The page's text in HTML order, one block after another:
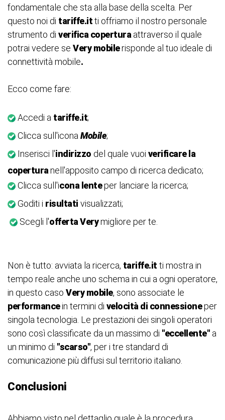
fondamentale che sta alla base della scelta. Per
questo noi di tariffe.itti offriamo il nostro personale
strumento di verifica coperturaattraverso il quale
potrai vedere se Very mobilerisponde al tuo ideale di
connettività mobile.
Ecco come fare:
Accedi a tariffe.it;
Clicca sull'icona Mobile;
Inserisci l'indirizzo del quale vuoi verificare la
coperturanell'apposito campo di ricerca dedicato;
Clicca sull'icona lenteper lanciare la ricerca;
Goditi i risultati visualizzati;
Scegli l'offerta Verymigliore per te.
Non è tutto: avviata la ricerca, tariffe.it ti mostra in
tempo reale anche uno schema in cui a ogni operatore,
in questo caso Very mobile, sono associate le
performancein termini di velocità di connessioneper
singola tecnologia. Le prestazioni dei singoli operatori
sono così classificate da un massimo di "eccellente" a
un minimo di "scarso", per i tre standard di
comunicazione più diffusi sul territorio italiano.
Conclusioni